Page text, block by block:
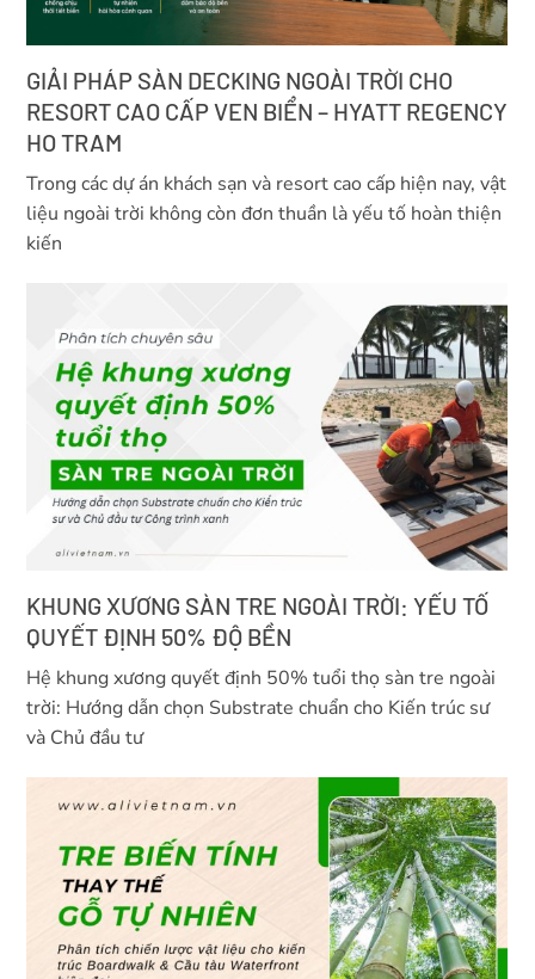
GIẢI PHÁP SÀN DECKING NGOÀI TRỜI CHO
RESORT CAO CẤP VEN BIỂN – HYATT REGENCY
HO TRAM
Trong các dự án khách sạn và resort cao cấp hiện nay, vật
liệu ngoài trời không còn đơn thuần là yếu tố hoàn thiện
kiến
KHUNG XƯƠNG SÀN TRE NGOÀI TRỜI: YẾU TỐ
QUYẾT ĐỊNH 50% ĐỘ BỀN
Hệ khung xương quyết định 50% tuổi thọ sàn tre ngoài
trời: Hướng dẫn chọn Substrate chuẩn cho Kiến trúc sư
và Chủ đầu tư